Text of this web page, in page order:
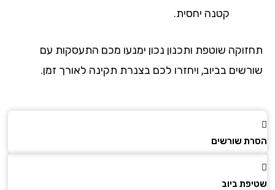
קטנה יחסית.
שוטפת ותכנון נכון ימנעו מכם התעסקות עם
בביוב, ויחזרו לכם בצנרת תקינה לאורך זמן.
שורשים
ביוב